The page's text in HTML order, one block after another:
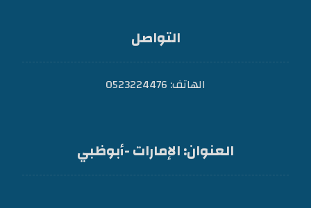
التواصل
الهاتف: 0523224476
العنوان: الإمارات -أبوظبي